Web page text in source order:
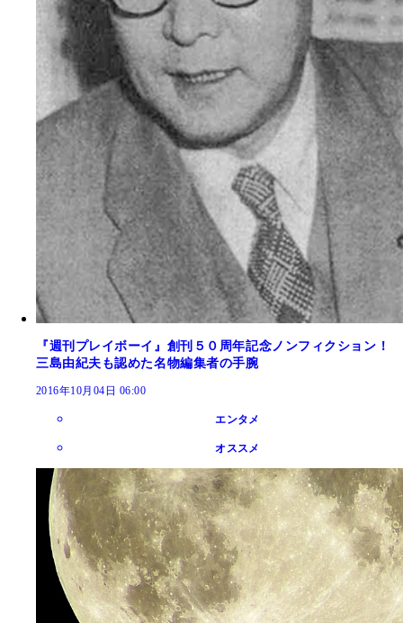
『週刊プレイボーイ』創刊５０周年記念ノンフィクション！
三島由紀夫も認めた名物編集者の手腕
2016年10月04日 06:00
エンタメ
オススメ